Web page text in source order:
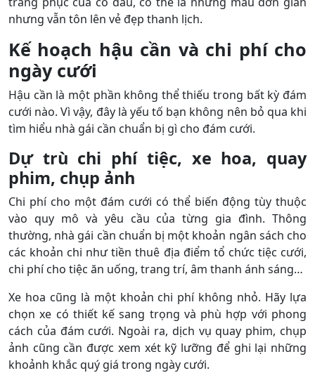
nhưng vẫn tôn lên vẻ đẹp thanh lịch.
Kế hoạch hậu cần và chi phí cho
ngày cưới
Hậu cần là một phần không thể thiếu trong bất kỳ đám
cưới nào. Vì vậy, đây là yếu tố bạn không nên bỏ qua khi
tìm hiểu nhà gái cần chuẩn bị gì cho đám cưới.
Dự trù chi phí tiệc, xe hoa, quay
phim, chụp ảnh
Chi phí cho một đám cưới có thể biến động tùy thuộc
vào quy mô và yêu cầu của từng gia đình. Thông
thường, nhà gái cần chuẩn bị một khoản ngân sách cho
các khoản chi như tiền thuê địa điểm tổ chức tiệc cưới,
chi phí cho tiệc ăn uống, trang trí, âm thanh ánh sáng…
Xe hoa cũng là một khoản chi phí không nhỏ. Hãy lựa
chọn xe có thiết kế sang trọng và phù hợp với phong
cách của đám cưới. Ngoài ra, dịch vụ quay phim, chụp
ảnh cũng cần được xem xét kỹ lưỡng để ghi lại những
khoảnh khắc quý giá trong ngày cưới.